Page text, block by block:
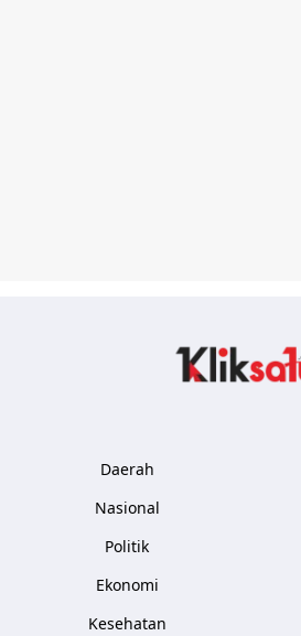
Daerah
Nasional
Politik
Ekonomi
Kesehatan